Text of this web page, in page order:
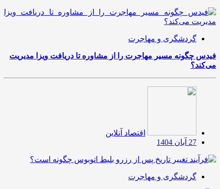
گردشگری و مهاجرت
فیدس چگونه مسیر مهاجرت را از مشاوره تا دریافت ویزا مدیریت
می‌کند؟
اقتصاد آنلاین
27 آبان 1404
گردشگری و مهاجرت